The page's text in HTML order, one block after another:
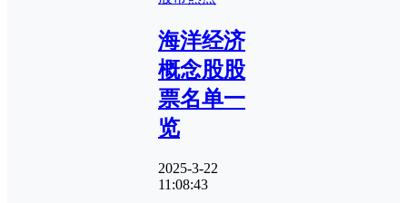
海洋经济
概念股股
票名单一
览
2025-3-22
11:08:43